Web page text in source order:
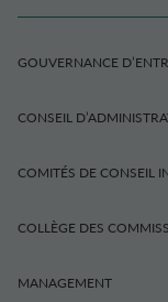
GOUVERNANCE
CONSEIL
COMITÉS DE CONSEIL
COLLÈGE DES
MANAGEMENT